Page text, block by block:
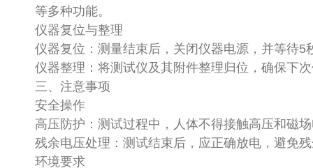
等多种功能。
仪器复位与整理
仪器复位：测量结束后，关闭仪器电源，并等待
仪器整理：将测试仪及其附件整理归位，确保下
三、注意事项
安全操作
高压防护：测试过程中，人体不得接触高压和磁
残余电压处理：测试结束后，应正确放电，避免
环境要求